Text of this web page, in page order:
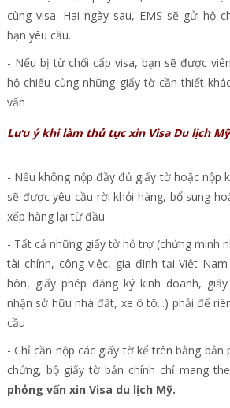
cùng visa. Hai ngày sau, EMS sẽ gửi hộ
bạn yêu cầu.
- Nếu bị từ chối cấp visa, bạn sẽ được
hộ chiếu cùng những giấy tờ cần thiết
vấn
Lưu ý khi làm thủ tục xin Visa Du lịch Mỹ
- Nếu không nộp đầy đủ giấy tờ hoặc nộp
sẽ được yêu cầu rời khỏi hàng, bổ sung
xếp hàng lại từ đầu.
- Tất cả những giấy tờ hỗ trợ (chứng minh
tài chính, công việc, gia đình tại Việt
hôn, giấy phép đăng ký kinh doanh,
nhận sở hữu nhà đất, xe ô tô...) phải để
cầu
- Chỉ cần nộp các giấy tờ kể trên bằng
chứng, bộ giấy tờ bản chính chỉ mang
phỏng vấn xin Visa du lịch Mỹ.